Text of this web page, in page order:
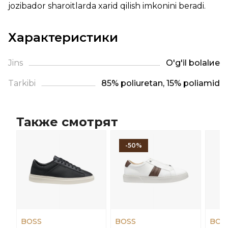
jozibador sharoitlarda xarid qilish imkonini beradi.
Характеристики
Jins O'g'il bolalие
Tarkibi 85% poliuretan, 15% poliamid
Также смотрят
BOSS
-50%
BOSS